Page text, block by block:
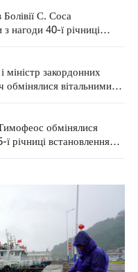
С. Соса
нагоди 40-ї річниці
міністр закордонних
обмінялися вітальними
обмінялися
річниці встановлення